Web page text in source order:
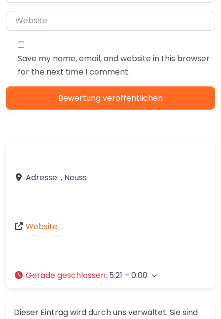
Website
Save my name, email, and website in this browser
for the next time I comment.
Adresse: , Neuss
Website
Gerade geschlossen: 5:21 – 0:00
Dieser Eintrag wird durch uns verwaltet. Sie sind